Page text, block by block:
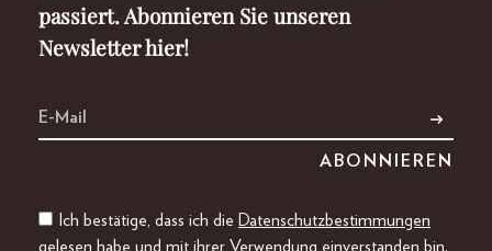
passiert. Abonnieren Sie unseren
Newsletter hier!
Ich bestätige, dass ich die Datenschutzbestimmungen
gelesen habe und mit ihrer Verwendung einverstanden bin.